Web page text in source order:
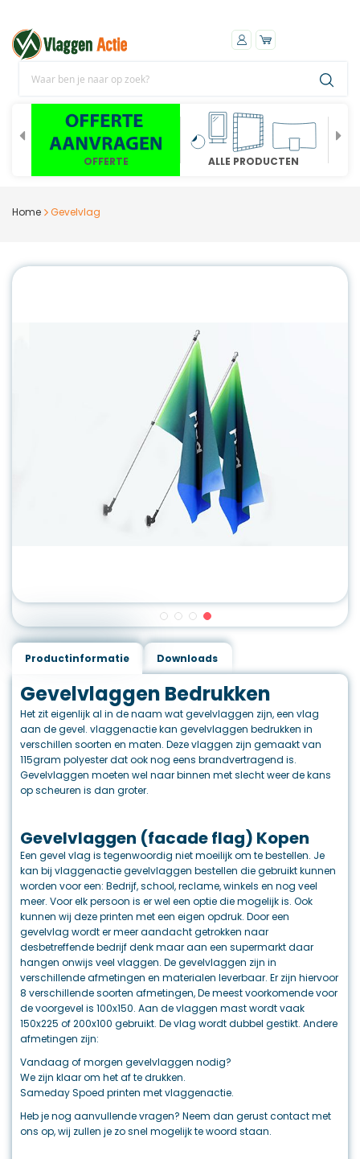
OFFERTE ALLE PRODUCTEN
Home Gevelvlag
Productinformatie Downloads
Gevelvlaggen Bedrukken
Het zit eigenlijk al in de naam wat gevelvlaggen zijn, een vlag
aan de gevel. vlaggenactie kan gevelvlaggen bedrukken in
verschillen soorten en maten. Deze vlaggen zijn gemaakt van
115gram polyester dat ook nog eens brandvertragend is.
Gevelvlaggen moeten wel naar binnen met slecht weer de kans
op scheuren is dan groter.
Gevelvlaggen (facade flag) Kopen
Een gevel vlag is tegenwoordig niet moeilijk om te bestellen. Je
kan bij vlaggenactie gevelvlaggen bestellen die gebruikt kunnen
worden voor een: Bedrijf, school, reclame, winkels en nog veel
meer. Voor elk persoon is er wel een optie die mogelijk is. Ook
kunnen wij deze printen met een eigen opdruk. Door een
gevelvlag wordt er meer aandacht getrokken naar
desbetreffende bedrijf denk maar aan een supermarkt daar
hangen onwijs veel vlaggen. De gevelvlaggen zijn in
verschillende afmetingen en materialen leverbaar. Er zijn hiervoor
8 verschillende soorten afmetingen, De meest voorkomende voor
de voorgevel is 100x150. Aan de vlaggen mast wordt vaak
150x225 of 200x100 gebruikt. De vlag wordt dubbel gestikt. Andere
afmetingen zijn:
Vandaag of morgen gevelvlaggen nodig?
We zijn klaar om het af te drukken.
Sameday Spoed printen met vlaggenactie.
Heb je nog aanvullende vragen? Neem dan gerust contact met
ons op, wij zullen je zo snel mogelijk te woord staan.